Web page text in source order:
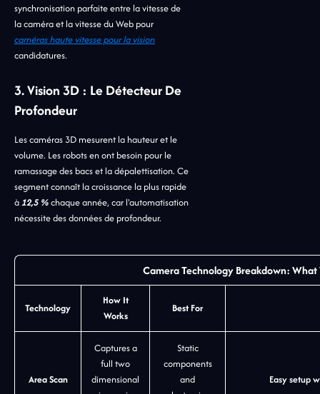
synchronisation parfaite entre la vitesse de
la caméra et la vitesse du Web pour
caméras haute vitesse pour la vision
candidatures.
3. Vision 3D : Le Détecteur De
Profondeur
Les caméras 3D mesurent la hauteur et le
volume. Les robots en ont besoin pour le
ramassage des bacs et la dépalettisation. Ce
segment connaît la croissance la plus rapide
à12,5 %chaque année, car l'automatisation
nécessite des données de profondeur.
Camera Technology Breakdown: What
Technology
How It
Works
Best For
Area Scan
Captures a
full two
dimensional
Static
components
and
Easy setup